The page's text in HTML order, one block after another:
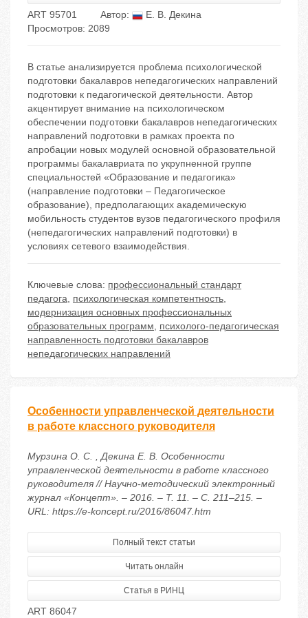
ART 95701 Автор:
Е. В. Декина
Просмотров: 2089
В статье анализируется проблема психологической
подготовки бакалавров непедагогических направлений
подготовки к педагогической деятельности. Автор
акцентирует внимание на психологическом
обеспечении подготовки бакалавров непедагогических
направлений подготовки в рамках проекта по
апробации новых модулей основной образовательной
программы бакалавриата по укрупненной группе
специальностей «Образование и педагогика»
(направление подготовки – Педагогическое
образование), предполагающих академическую
мобильность студентов вузов педагогического профиля
(непедагогических направлений подготовки) в
условиях сетевого взаимодействия.
Ключевые слова: профессиональный стандарт
педагога, психологическая компетентность,
модернизация основных профессиональных
образовательных программ, психолого-педагогическая
направленность подготовки бакалавров
непедагогических направлений
Особенности управленческой деятельности
в работе классного руководителя
Мурзина О. С. , Декина Е. В. Особенности
управленческой деятельности в работе классного
руководителя // Научно-методический электронный
журнал «Концепт». – 2016. – Т. 11. – С. 211–215. –
URL: https://e-koncept.ru/2016/86047.htm
Полный текст статьи
Читать онлайн
Статья в РИНЦ
ART 86047